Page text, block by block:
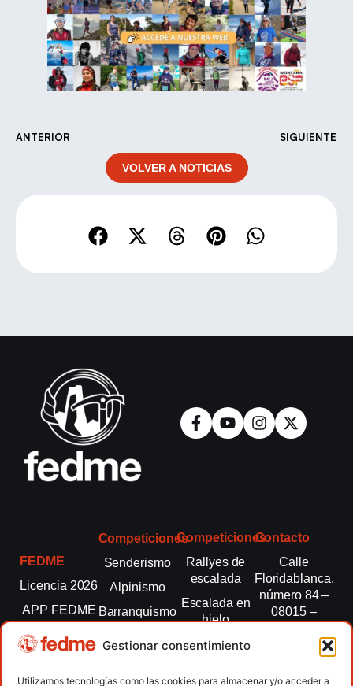
Gestionar consentimiento
Utilizamos tecnologías como las cookies para almacenar y/o acceder a
ANTERIOR SIGUIENTE
VOLVER A NOTICIAS
FEDME
Licencia 2026
APP FEDME
Transparencia
autonómicas
Competiciones
Senderismo
Alpinismo
Barranquismo
montaña
Escalada
Competiciones
Rallyes de
escalada
Escalada en
hielo
Esquí de
Contacto
Calle
Floridablanca,
número 84 –
08015 –
fedme@fedme.es
934 264 267